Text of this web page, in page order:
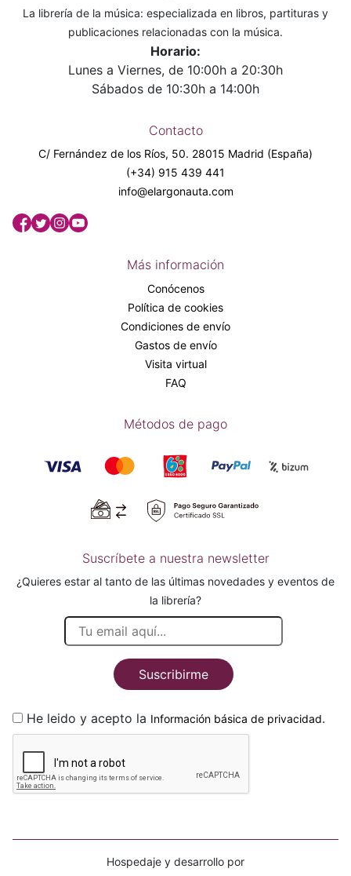
La librería de la música: especializada en libros, partituras y
publicaciones relacionadas con la música.
Horario:
Lunes a Viernes, de 10:00h a 20:30h
Sábados de 10:30h a 14:00h
Contacto
C/ Fernández de los Ríos, 50. 28015 Madrid (España)
(+34) 915 439 441
info@elargonauta.com
Más información
Conócenos
Política de cookies
Condiciones de envío
Gastos de envío
Visita virtual
FAQ
Métodos de pago
Suscríbete a nuestra newsletter
¿Quieres estar al tanto de las últimas novedades y eventos de
la librería?
Suscribirme
He leido y acepto la Información básica de privacidad.
Hospedaje y desarrollo por